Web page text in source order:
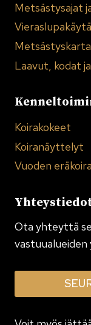
Metsästysajat
Laavut, kodat
Koirakokeet
Koiranäyttelyt
Vuoden
Ota yhteyttä
vastuualueiden